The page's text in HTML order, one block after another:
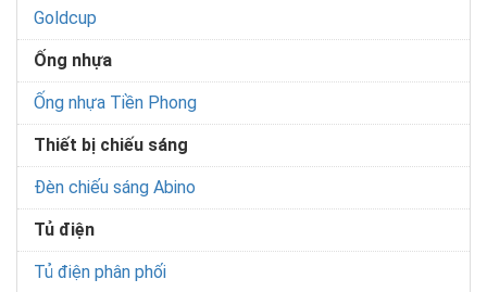
Goldcup
Ống nhựa
Ống nhựa Tiền Phong
Thiết bị chiếu sáng
Đèn chiếu sáng Abino
Tủ điện
Tủ điện phân phối